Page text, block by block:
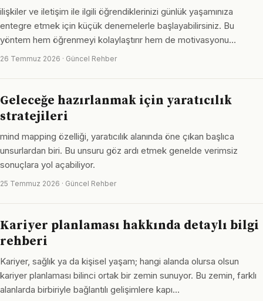
ilişkiler ve iletişim ile ilgili öğrendiklerinizi günlük yaşamınıza
entegre etmek için küçük denemelerle başlayabilirsiniz. Bu
yöntem hem öğrenmeyi kolaylaştırır hem de motivasyonu…
26 Temmuz 2026 · Güncel Rehber
Geleceğe hazırlanmak için yaratıcılık
stratejileri
mind mapping özelliği, yaratıcılık alanında öne çıkan başlıca
unsurlardan biri. Bu unsuru göz ardı etmek genelde verimsiz
sonuçlara yol açabiliyor.
25 Temmuz 2026 · Güncel Rehber
Kariyer planlaması hakkında detaylı bilgi
rehberi
Kariyer, sağlık ya da kişisel yaşam; hangi alanda olursa olsun
kariyer planlaması bilinci ortak bir zemin sunuyor. Bu zemin, farklı
alanlarda birbiriyle bağlantılı gelişimlere kapı…